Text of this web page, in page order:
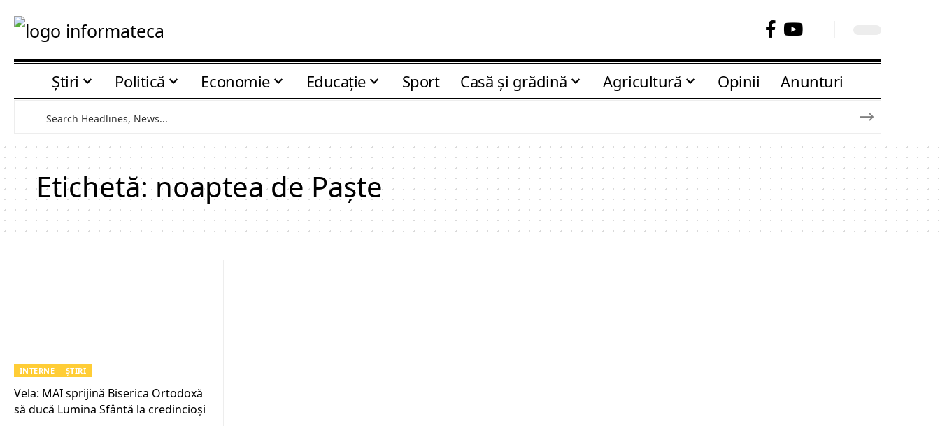
Știri Politică Economie Educaţie Sport Casă şi grădină Agricultură Opinii Anunturi
Etichetă:noaptea de Paşte
INTERNE ȘTIRI
Vela: MAI sprijină Biserica Ortodoxă
să ducă Lumina Sfântă la credincioși